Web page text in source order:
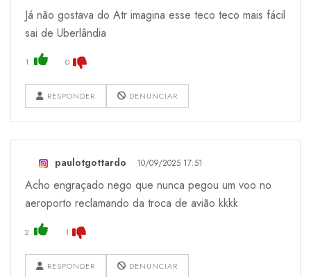
Já não gostava do Atr imagina esse teco teco mais fácil
sai de Uberlândia
1 0
RESPONDER DENUNCIAR
paulotgottardo 10/09/2025 17:51
Acho engraçado nego que nunca pegou um voo no
aeroporto reclamando da troca de avião kkkk
2 1
RESPONDER DENUNCIAR